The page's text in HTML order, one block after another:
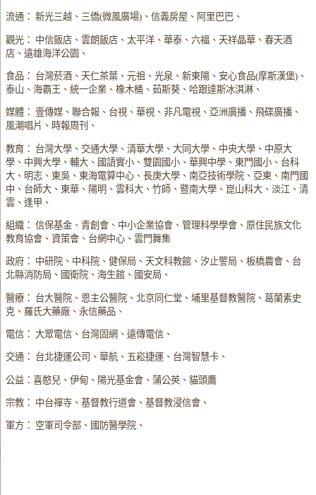
流通： 新光三越、三僑(微風廣場)、信義房屋、阿里巴巴、
觀光： 中信飯店、雲朗飯店、太平洋、華泰、六福、天祥晶華、春天酒
店、遠雄海洋公園、
食品： 台灣菸酒、天仁茶葉、元祖、光泉、新東陽、安心食品(摩斯漢堡)、
泰山、海霸王、統一企業、橡木桶、茹斯葵、哈跟達斯冰淇淋、
媒體： 壹傳媒、聯合報、台視、華視、非凡電視、亞洲廣播、飛碟廣播、
風潮唱片、時報周刊、
教育： 台灣大學、交通大學、清華大學、大同大學、中央大學、中原大
學、中興大學、輔大、國語實小、雙園國小、華興中學、東門國小、台科
大、明志、東吳、東海電算中心、長庚大學、南亞技術學院、亞東、南門國
中、台師大、東華、陽明、雲科大、竹師、暨南大學、崑山科大、淡江、清
雲、逢甲、
組織： 信保基金、青創會、中小企業協會、管理科學學會、原住民族文化
教育協會、資策會、台網中心、雲門舞集
政府： 中研院、中科院、健保局、天文科教館、汐止警局、板橋農會、台
北縣消防局、國衛院、海生館、國安局、
醫療： 台大醫院、恩主公醫院、北京同仁堂、埔里基督教醫院、葛蘭素史
克、羅氏大藥廠、永信藥品、
電信： 大眾電信、台灣固網、遠傳電信、
交通： 台北捷運公司、華航、五崧捷運、台灣智慧卡、
公益：喜憨兒、伊甸、陽光基金會、蒲公英、貓頭鷹
宗教： 中台禪寺、基督教行道會、基督教浸信會、
軍方： 空軍司令部、國防醫學院、